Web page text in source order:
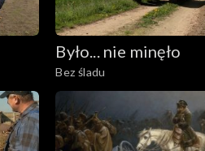
Było... nie minęło
Bez śladu